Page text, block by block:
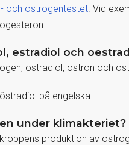
och östrogentestet. Vid
estradiol och
östradiol, östron och
på engelska.
under klimakteriet?
produktion av